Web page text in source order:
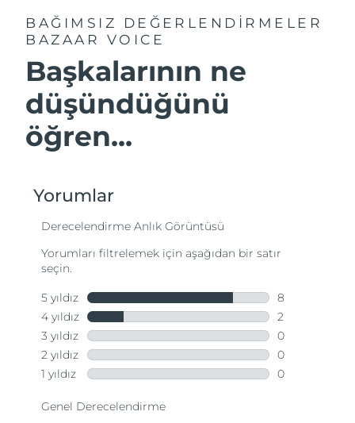
BAĞIMSIZ DEĞERLENDİRMELER
BAZAAR VOICE
Başkalarının ne
düşündüğünü
öğren...